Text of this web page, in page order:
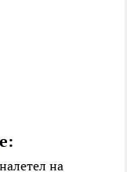
на